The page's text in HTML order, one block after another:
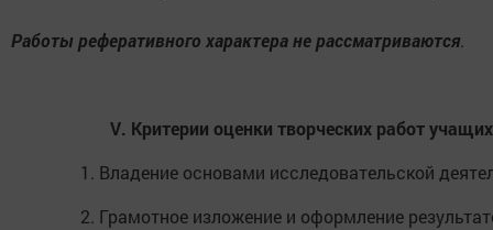
Работы реферативного характера не рассматриваются.
V. Критерии оценки творческих работ
Владение основами исследовательской
Грамотное изложение и оформление